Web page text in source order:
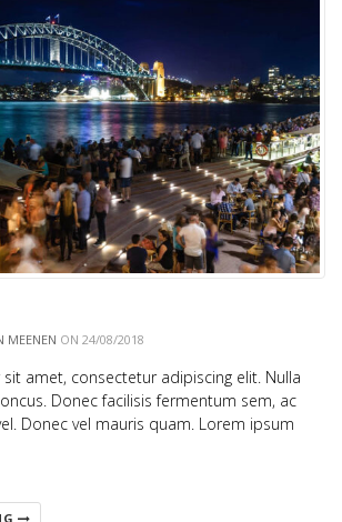
MEENEN ON 24/08/2018
amet, consectetur adipiscing elit. Nulla
Donec facilisis fermentum sem, ac
Donec vel mauris quam. Lorem ipsum